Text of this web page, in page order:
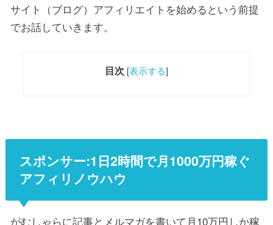
サイト（ブログ）アフィリエイトを始めるという前提
でお話していきます。
目次 [表示する]
スポンサー:1日2時間で月1000万円稼ぐ
アフィリノウハウ
がむしゃらに記事とメルマガを書いて月10万円しか稼